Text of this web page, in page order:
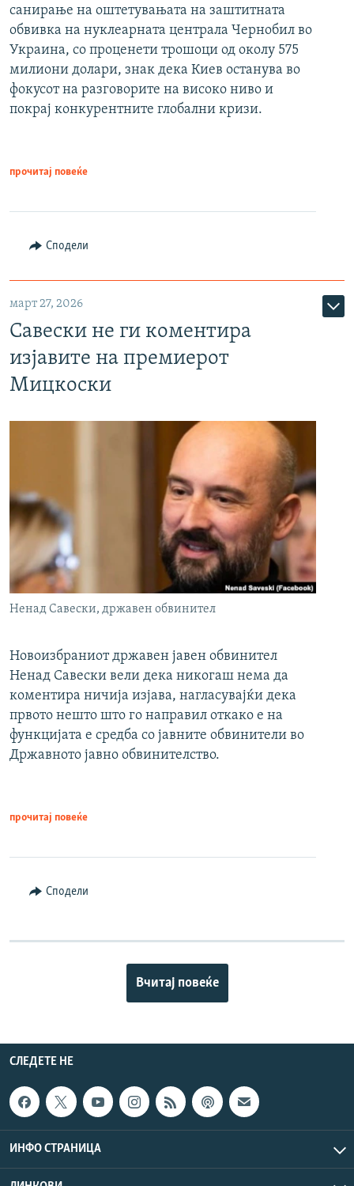
санирање на оштетувањата на заштитната
обвивка на нуклеарната централа Чернобил во
Украина, со проценети трошоци од околу 575
милиони долари, знак дека Киев останува во
фокусот на разговорите на високо ниво и
покрај конкурентните глобални кризи.
прочитај повеќе
Сподели
март 27, 2026
Савески не ги коментира
изјавите на премиерот
Мицкоски
Ненад Савески, државен обвинител
Новоизбраниот државен јавен обвинител
Ненад Савески вели дека никогаш нема да
коментира ничија изјава, нагласувајќи дека
првото нешто што го направил откако е на
функцијата е средба со јавните обвинители во
Државното јавно обвинителство.
прочитај повеќе
Сподели
Вчитај повеќе
СЛЕДЕТЕ НЕ
ИНФО СТРАНИЦА